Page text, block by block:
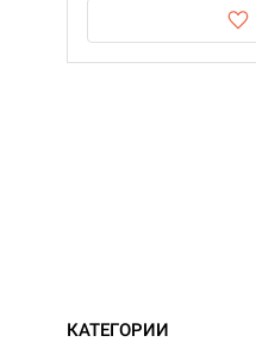
КАТЕГОРИИ